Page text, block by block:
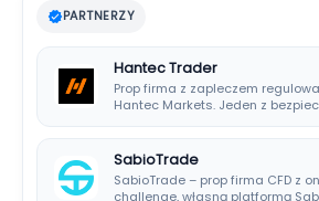
PARTNERZY
Hantec Trader
Prop firma z zapleczem
Hantec Markets. Jeden z
SabioTrade
SabioTrade – prop firma CFD z
challenge, własną platformą